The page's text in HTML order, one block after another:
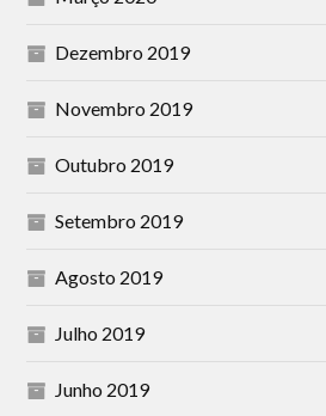
Dezembro 2019
Novembro 2019
Outubro 2019
Setembro 2019
Agosto 2019
Julho 2019
Junho 2019